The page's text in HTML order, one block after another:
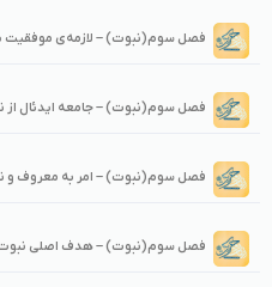
فصل سوم(نبوت) – لازمه‌ی موفقیت
فصل سوم(نبوت) – جامعه ایدئال از
فصل سوم(نبوت) – امر به معروف و
فصل سوم(نبوت) – هدف اصلی